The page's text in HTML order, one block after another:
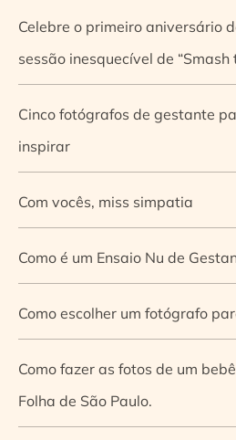
Celebre o primeiro aniversário
sessão inesquecível de “Smash
Cinco fotógrafos de gestante
inspirar
Com vocês, miss simpatia
Como é um Ensaio Nu de
Como escolher um fotógrafo
Como fazer as fotos de um
Folha de São Paulo.